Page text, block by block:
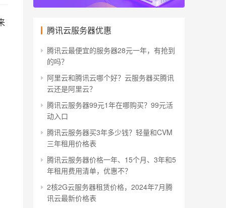
腾讯云服务器优惠
腾讯云最便宜的服务器28元一年，有抢到
的吗？
阿里云和腾讯云哪个好？云服务器买腾讯
云还是阿里云？
腾讯云服务器99元1年在哪购买？99元活
动入口
腾讯云服务器买3年多少钱？轻量和CVM
三年租用价格表
腾讯云服务器价格一年、15个月、3年和5
年租用费用清单，优惠不？
2核2G云服务器租赁价格，2024年7月腾
讯云最新价格表